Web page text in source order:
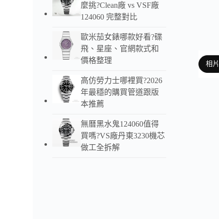
相片
麼挑?Clean廠 vs VSF廠
124060 完整對比
歐米茄女錶哪款好看?碟
飛、星座、官網款式和
價格整理
高仿勞力士哪裡買?2026
年最穩的購買管道跟版
本推薦
無曆黑水鬼124060值得
買嗎?VS廠丹東3230機芯
做工全拆解